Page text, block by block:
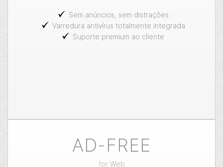
Sem anúncios, sem distrações
Varredura antivírus totalmente integrada
Suporte premium ao cliente
AD-FREE
for Web